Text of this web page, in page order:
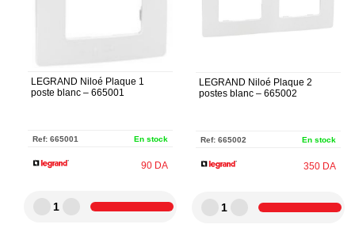
LEGRAND Niloé Plaque 1
poste blanc – 665001
Ref: 665001 En stock
90 DA
1
LEGRAND Niloé Plaque 2
postes blanc – 665002
Ref: 665002 En stock
350 DA
1